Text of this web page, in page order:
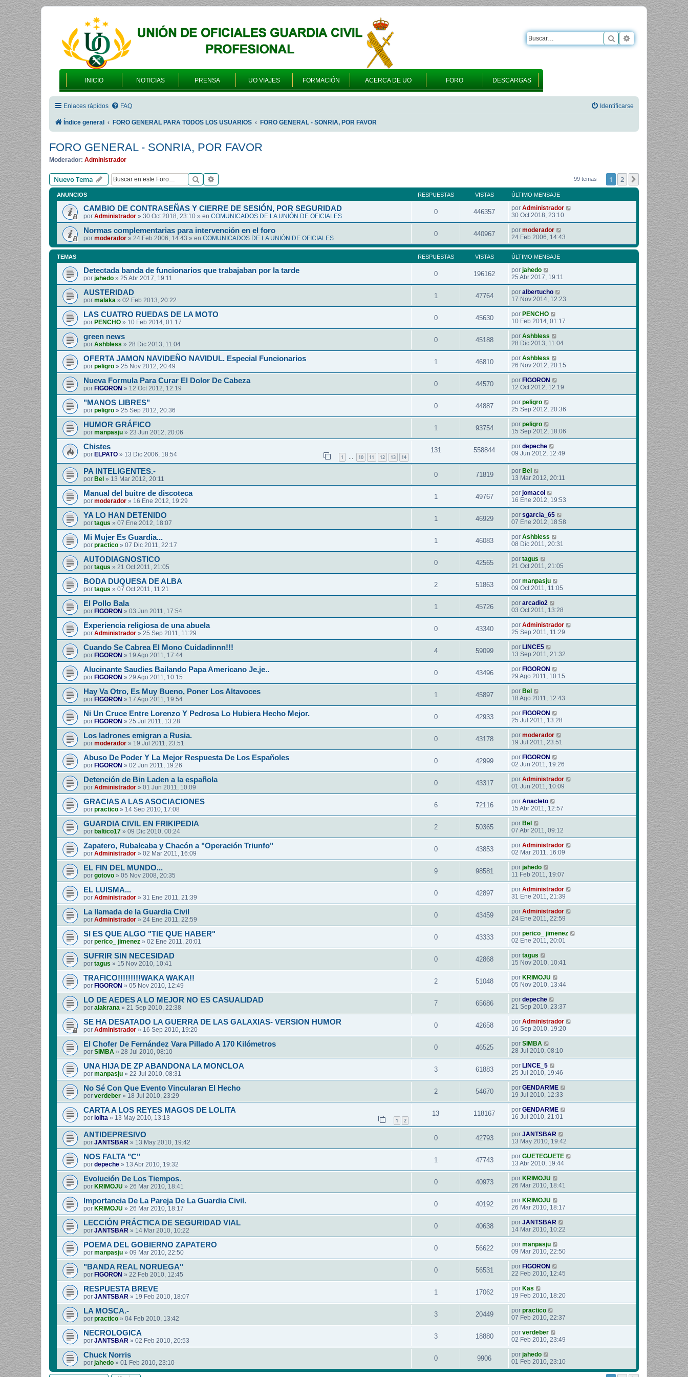
INICIO NOTICIAS PRENSA UO VIAJES FORMACIÓN ACERCA DE UO FORO DESCARGAS
Buscar Búsqueda
Enlaces rápidos FAQ Identificarse
Índice general FORO GENERAL PARA TODOS LOS USUARIOS FORO GENERAL - SONRIA, POR FAVOR
FORO GENERAL - SONRIA, POR FAVOR
Moderador: Administrador
Nuevo Tema Buscar 99 temas 1 2 Siguiente
ANUNCIOS RESPUESTAS VISTAS ÚLTIMO MENSAJE
CAMBIO DE CONTRASEÑAS Y CIERRE DE SESIÓN, POR SEGURIDAD
por Administrador » 30 Oct 2018, 23:10 » en COMUNICADOS DE LA UNIÓN DE OFICIALES
0 446357 por Administrador
30 Oct 2018, 23:10
Normas complementarias para intervención en el foro
por moderador » 24 Feb 2006, 14:43 » en COMUNICADOS DE LA UNIÓN DE OFICIALES
0 440967 por moderador
24 Feb 2006, 14:43
TEMAS RESPUESTAS VISTAS ÚLTIMO MENSAJE
Detectada banda de funcionarios que trabajaban por la tarde
por jahedo » 25 Abr 2017, 19:11
0 196162 por jahedo
25 Abr 2017, 19:11
AUSTERIDAD
por malaka » 02 Feb 2013, 20:22
1 47764 por albertucho
17 Nov 2014, 12:23
LAS CUATRO RUEDAS DE LA MOTO
por PENCHO » 10 Feb 2014, 01:17
0 45630 por PENCHO
10 Feb 2014, 01:17
green news
por Ashbless » 28 Dic 2013, 11:04
0 45188 por Ashbless
28 Dic 2013, 11:04
OFERTA JAMON NAVIDEÑO NAVIDUL. Especial Funcionarios
por peligro » 25 Nov 2012, 20:49
1 46810 por Ashbless
26 Nov 2012, 20:15
Nueva Formula Para Curar El Dolor De Cabeza
por FIGORON » 12 Oct 2012, 12:19
0 44570 por FIGORON
12 Oct 2012, 12:19
"MANOS LIBRES"
por peligro » 25 Sep 2012, 20:36
0 44887 por peligro
25 Sep 2012, 20:36
HUMOR GRÁFICO
por manpasju » 23 Jun 2012, 20:06
1 93754 por peligro
15 Sep 2012, 18:06
Chistes
por ELPATO » 13 Dic 2006, 18:54 1 10 11 12 13 14
131 558844 por depeche
09 Jun 2012, 12:49
PA INTELIGENTES.-
por Bel » 13 Mar 2012, 20:11
0 71819 por Bel
13 Mar 2012, 20:11
Manual del buitre de discoteca
por moderador » 16 Ene 2012, 19:29
1 49767 por jomacol
16 Ene 2012, 19:53
YA LO HAN DETENIDO
por tagus » 07 Ene 2012, 18:07
1 46929 por sgarcia_65
07 Ene 2012, 18:58
Mi Mujer Es Guardia...
por practico » 07 Dic 2011, 22:17
1 46083 por Ashbless
08 Dic 2011, 20:31
AUTODIAGNOSTICO
por tagus » 21 Oct 2011, 21:05
0 42565 por tagus
21 Oct 2011, 21:05
BODA DUQUESA DE ALBA
por tagus » 07 Oct 2011, 11:21
2 51863 por manpasju
09 Oct 2011, 11:05
El Pollo Bala
por FIGORON » 03 Jun 2011, 17:54
1 45726 por arcadio2
03 Oct 2011, 13:28
Experiencia religiosa de una abuela
por Administrador » 25 Sep 2011, 11:29
0 43340 por Administrador
25 Sep 2011, 11:29
Cuando Se Cabrea El Mono Cuidadinnn!!!
por FIGORON » 19 Ago 2011, 17:44
4 59099 por LINCE5
13 Sep 2011, 21:32
Alucinante Saudies Bailando Papa Americano Je,je..
por FIGORON » 29 Ago 2011, 10:15
0 43496 por FIGORON
29 Ago 2011, 10:15
Hay Va Otro, Es Muy Bueno, Poner Los Altavoces
por FIGORON » 17 Ago 2011, 19:54
1 45897 por Bel
18 Ago 2011, 12:43
Ni Un Cruce Entre Lorenzo Y Pedrosa Lo Hubiera Hecho Mejor.
por FIGORON » 25 Jul 2011, 13:28
0 42933 por FIGORON
25 Jul 2011, 13:28
Los ladrones emigran a Rusia.
por moderador » 19 Jul 2011, 23:51
0 43178 por moderador
19 Jul 2011, 23:51
Abuso De Poder Y La Mejor Respuesta De Los Españoles
por FIGORON » 02 Jun 2011, 19:26
0 42999 por FIGORON
02 Jun 2011, 19:26
Detención de Bin Laden a la española
por Administrador » 01 Jun 2011, 10:09
0 43317 por Administrador
01 Jun 2011, 10:09
GRACIAS A LAS ASOCIACIONES
por practico » 14 Sep 2010, 17:08
6 72116 por Anacleto
15 Abr 2011, 12:57
GUARDIA CIVIL EN FRIKIPEDIA
por baltico17 » 09 Dic 2010, 00:24
2 50365 por Bel
07 Abr 2011, 09:12
Zapatero, Rubalcaba y Chacón a "Operación Triunfo"
por Administrador » 02 Mar 2011, 16:09
0 43853 por Administrador
02 Mar 2011, 16:09
EL FIN DEL MUNDO...
por gotovo » 05 Nov 2008, 20:35
9 98581 por jahedo
11 Feb 2011, 19:07
EL LUISMA...
por Administrador » 31 Ene 2011, 21:39
0 42897 por Administrador
31 Ene 2011, 21:39
La llamada de la Guardia Civil
por Administrador » 24 Ene 2011, 22:59
0 43459 por Administrador
24 Ene 2011, 22:59
SI ES QUE ALGO "TIE QUE HABER"
por perico_ jimenez » 02 Ene 2011, 20:01
0 43333 por perico_ jimenez
02 Ene 2011, 20:01
SUFRIR SIN NECESIDAD
por tagus » 15 Nov 2010, 10:41
0 42868 por tagus
15 Nov 2010, 10:41
TRAFICO!!!!!!!!!WAKA WAKA!!
por FIGORON » 05 Nov 2010, 12:49
2 51048 por KRIMOJU
05 Nov 2010, 13:44
LO DE AEDES A LO MEJOR NO ES CASUALIDAD
por alakrana » 21 Sep 2010, 22:38
7 65686 por depeche
21 Sep 2010, 23:37
SE HA DESATADO LA GUERRA DE LAS GALAXIAS- VERSION HUMOR
por Administrador » 16 Sep 2010, 19:20
0 42658 por Administrador
16 Sep 2010, 19:20
El Chofer De Fernández Vara Pillado A 170 Kilómetros
por SIMBA » 28 Jul 2010, 08:10
0 46525 por SIMBA
28 Jul 2010, 08:10
UNA HIJA DE ZP ABANDONA LA MONCLOA
por manpasju » 22 Jul 2010, 08:31
3 61883 por LINCE_5
25 Jul 2010, 19:46
No Sé Con Que Evento Vincularan El Hecho
por verdeber » 18 Jul 2010, 23:29
2 54670 por GENDARME
19 Jul 2010, 12:33
CARTA A LOS REYES MAGOS DE LOLITA
por lolita » 13 May 2010, 13:13 1 2
13 118167 por GENDARME
16 Jul 2010, 21:01
ANTIDEPRESIVO
por JANTSBAR » 13 May 2010, 19:42
0 42793 por JANTSBAR
13 May 2010, 19:42
NOS FALTA "C"
por depeche » 13 Abr 2010, 19:32
1 47743 por GUETEGUETE
13 Abr 2010, 19:44
Evolución De Los Tiempos.
por KRIMOJU » 26 Mar 2010, 18:41
0 40973 por KRIMOJU
26 Mar 2010, 18:41
Importancia De La Pareja De La Guardia Civil.
por KRIMOJU » 26 Mar 2010, 18:17
0 40192 por KRIMOJU
26 Mar 2010, 18:17
LECCIÓN PRÁCTICA DE SEGURIDAD VIAL
por JANTSBAR » 14 Mar 2010, 10:22
0 40638 por JANTSBAR
14 Mar 2010, 10:22
POEMA DEL GOBIERNO ZAPATERO
por manpasju » 09 Mar 2010, 22:50
0 56622 por manpasju
09 Mar 2010, 22:50
"BANDA REAL NORUEGA"
por FIGORON » 22 Feb 2010, 12:45
0 56531 por FIGORON
22 Feb 2010, 12:45
RESPUESTA BREVE
por JANTSBAR » 19 Feb 2010, 18:07
1 17062 por Kas
19 Feb 2010, 18:20
LA MOSCA.-
por practico » 04 Feb 2010, 13:42
3 20449 por practico
07 Feb 2010, 22:37
NECROLOGICA
por JANTSBAR » 02 Feb 2010, 20:53
3 18880 por verdeber
02 Feb 2010, 23:49
Chuck Norris
por jahedo » 01 Feb 2010, 23:10
0 9906 por jahedo
01 Feb 2010, 23:10